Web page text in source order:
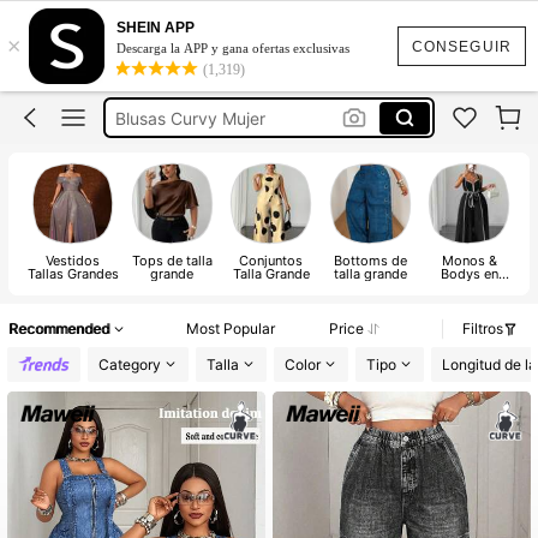
CONSEGUIR
×
SHEIN APP
Descarga la APP y gana ofertas exclusivas
(1,319)
Conjuntos Curvy Para Mujer
Vestidos Curvy
Blusas Curvy Mujer
Conjuntos Curvy Para Mujer
Vestidos Curvy
Vestidos
Tallas Grandes
Tops de talla
grande
Conjuntos
Talla Grande
Bottoms de
talla grande
Monos &
Bodys en
Recommended Most Popular Price
Filtros
Category
Talla Color Tipo Longitud de